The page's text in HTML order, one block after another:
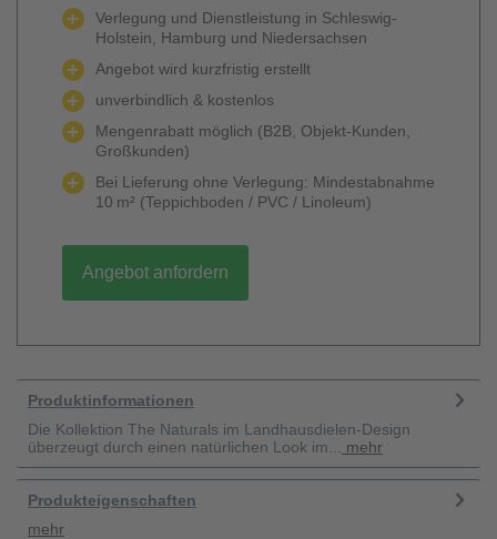
Verlegung und Dienstleistung in Schleswig-
Holstein, Hamburg und Niedersachsen
Angebot wird kurzfristig erstellt
unverbindlich & kostenlos
Mengenrabatt möglich (B2B, Objekt-Kunden,
Großkunden)
Bei Lieferung ohne Verlegung: Mindestabnahme
10 m² (Teppichboden / PVC / Linoleum)
Angebot anfordern
Produktinformationen
Die Kollektion The Naturals im Landhausdielen-Design
überzeugt durch einen natürlichen Look im...
mehr
Produkteigenschaften
mehr